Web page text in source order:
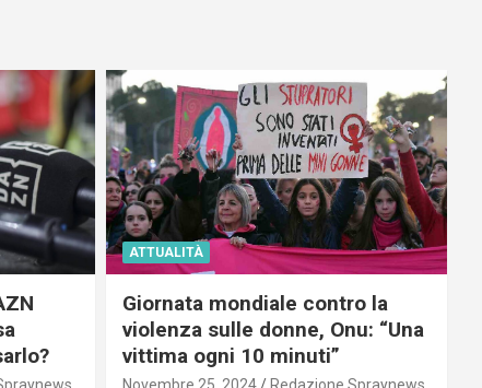
ATTUALITÀ
Giornata mondiale contro la
violenza sulle donne, Onu: “Una
vittima ogni 10 minuti”